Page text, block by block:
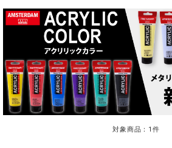
対象商品： 1 件